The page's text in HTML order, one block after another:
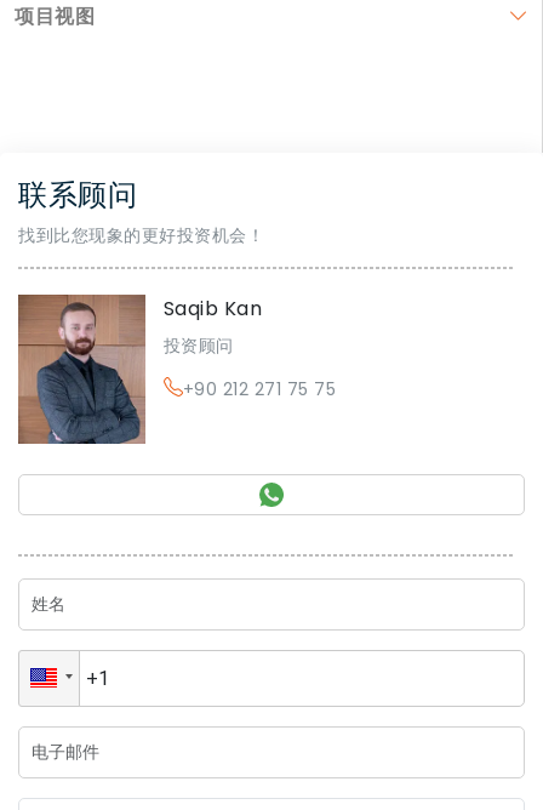
项目视图
联系顾问
找到比您现象的更好投资机会！
Saqib Kan
投资顾问
+90 212 271 75 75